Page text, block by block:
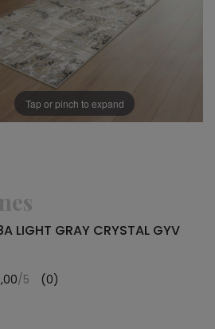
Tap or pinch to expand
GRAY CRYSTAL GYV
/5 (0)